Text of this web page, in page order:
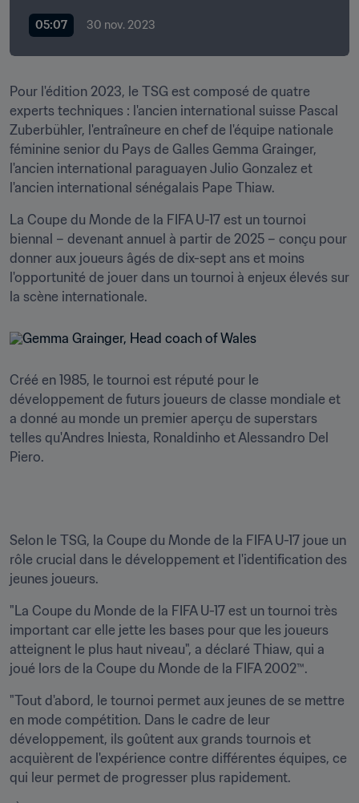
05:07 30 nov. 2023
Pour l'édition 2023, le TSG est composé de quatre
experts techniques : l'ancien international suisse Pascal
Zuberbühler, l'entraîneure en chef de l'équipe nationale
féminine senior du Pays de Galles Gemma Grainger,
l'ancien international paraguayen Julio Gonzalez et
l'ancien international sénégalais Pape Thiaw.
La Coupe du Monde de la FIFA U-17 est un tournoi
biennal – devenant annuel à partir de 2025 – conçu pour
donner aux joueurs âgés de dix-sept ans et moins
l'opportunité de jouer dans un tournoi à enjeux élevés sur
la scène internationale.
Créé en 1985, le tournoi est réputé pour le
développement de futurs joueurs de classe mondiale et
a donné au monde un premier aperçu de superstars
telles qu'Andres Iniesta, Ronaldinho et Alessandro Del
Piero.
Selon le TSG, la Coupe du Monde de la FIFA U-17 joue un
rôle crucial dans le développement et l'identification des
jeunes joueurs.
"La Coupe du Monde de la FIFA U-17 est un tournoi très
important car elle jette les bases pour que les joueurs
atteignent le plus haut niveau", a déclaré Thiaw, qui a
joué lors de la Coupe du Monde de la FIFA 2002™.
"Tout d'abord, le tournoi permet aux jeunes de se mettre
en mode compétition. Dans le cadre de leur
développement, ils goûtent aux grands tournois et
acquièrent de l'expérience contre différentes équipes, ce
qui leur permet de progresser plus rapidement.